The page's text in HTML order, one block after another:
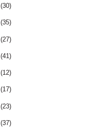
(30)
(35)
(27)
(41)
(12)
(17)
(23)
(37)